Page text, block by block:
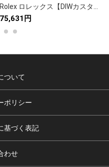
75,631円
ついて
ポリシー
基づく表記
わせ